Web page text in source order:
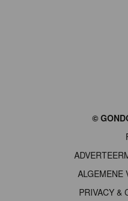
©
ALGEMENE
PRIVACY &